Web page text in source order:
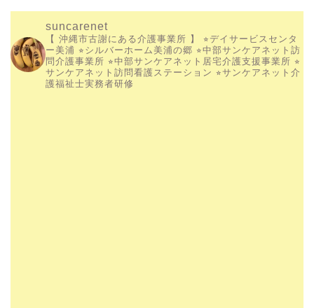
suncarenet
【 沖縄市古謝にある介護事業所 】
⭐︎デイサービスセンタ
ー美浦 ⭐︎シルバーホーム美浦の郷 ⭐︎中部サンケアネット訪
問介護事業所 ⭐︎中部サンケアネット居宅介護支援事業所 ⭐︎
サンケアネット訪問看護ステーション ⭐︎サンケアネット介
護福祉士実務者研修